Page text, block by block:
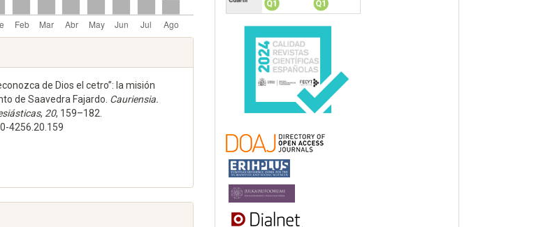
de Dios el cetro”: la misión
de Saavedra Fajardo. Cauriensia.
, 20, 159–182.
4256.20.159